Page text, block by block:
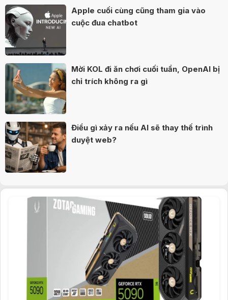
Apple cuối cùng cũng tham gia vào
cuộc đua chatbot
Mời KOL đi ăn chơi cuối tuần, OpenAI bị
chỉ trích không ra gì
Điều gì xảy ra nếu AI sẽ thay thế trình
duyệt web?